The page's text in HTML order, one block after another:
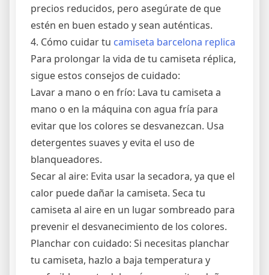
precios reducidos, pero asegúrate de que
estén en buen estado y sean auténticas.
4. Cómo cuidar tu camiseta barcelona replica
Para prolongar la vida de tu camiseta réplica,
sigue estos consejos de cuidado:
Lavar a mano o en frío: Lava tu camiseta a
mano o en la máquina con agua fría para
evitar que los colores se desvanezcan. Usa
detergentes suaves y evita el uso de
blanqueadores.
Secar al aire: Evita usar la secadora, ya que el
calor puede dañar la camiseta. Seca tu
camiseta al aire en un lugar sombreado para
prevenir el desvanecimiento de los colores.
Planchar con cuidado: Si necesitas planchar
tu camiseta, hazlo a baja temperatura y